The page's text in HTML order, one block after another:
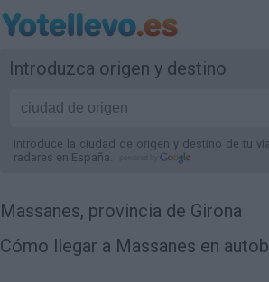
Introduzca origen y destino
Introduce la ciudad de origen y destino de tu
radares en España.
Massanes, provincia de Girona
Cómo llegar a Massanes en